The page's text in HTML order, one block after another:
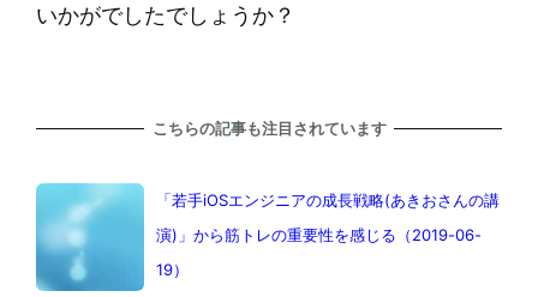
いかがでしたでしょうか？
こちらの記事も注目されています
「若手iOSエンジニアの成長戦略(あきおさんの講
演)」から筋トレの重要性を感じる（2019-06-
19）